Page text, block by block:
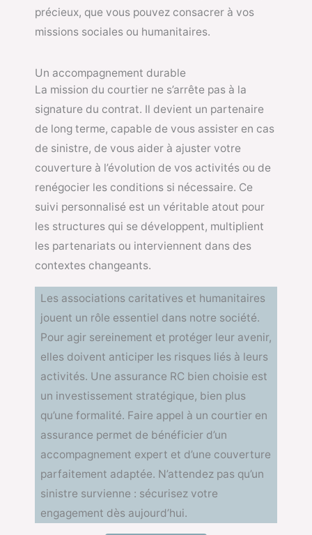
précieux, que vous pouvez consacrer à vos
missions sociales ou humanitaires.
Un accompagnement durable
La mission du courtier ne s’arrête pas à la
signature du contrat. Il devient un partenaire
de long terme, capable de vous assister en cas
de sinistre, de vous aider à ajuster votre
couverture à l’évolution de vos activités ou de
renégocier les conditions si nécessaire. Ce
suivi personnalisé est un véritable atout pour
les structures qui se développent, multiplient
les partenariats ou interviennent dans des
contextes changeants.
Les associations caritatives et humanitaires
jouent un rôle essentiel dans notre société.
Pour agir sereinement et protéger leur avenir,
elles doivent anticiper les risques liés à leurs
activités. Une assurance RC bien choisie est
un investissement stratégique, bien plus
qu’une formalité. Faire appel à un courtier en
assurance permet de bénéficier d’un
accompagnement expert et d’une couverture
parfaitement adaptée. N’attendez pas qu’un
sinistre survienne : sécurisez votre
engagement dès aujourd’hui.